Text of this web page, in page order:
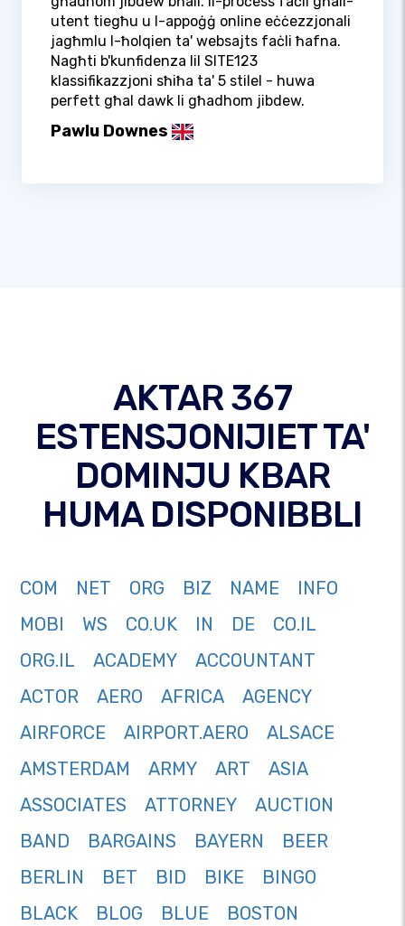
utent tiegħu u l-appoġġ online eċċezzjonali
jagħmlu l-ħolqien ta' websajts faċli ħafna.
Nagħti b'kunfidenza lil SITE123
klassifikazzjoni sħiħa ta' 5 stilel - huwa
perfett għal dawk li għadhom jibdew.
Pawlu Downes
AKTAR 367
ESTENSJONIJIET TA'
DOMINJU KBAR
HUMA DISPONIBBLI
COM NET ORG BIZ NAME
INFO
MOBI
WS CO.UK IN DE
CO.IL
ORG.IL
ACADEMY
ACCOUNTANT
ACTOR
AERO AFRICA
AGENCY
AIRFORCE
AIRPORT.AERO
ALSACE
AMSTERDAM
ARMY ART
ASIA
ASSOCIATES
ATTORNEY
AUCTION
BAND
BARGAINS BAYERN
BEER
BERLIN
BET BID BIKE
BINGO
BLACK
BLOG BLUE
BOSTON